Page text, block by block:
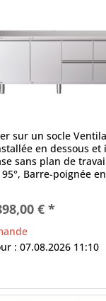
sur un socle
en dessous et
sans plan de
Barre-poignée
€ *
: 07.08.2026 11:10